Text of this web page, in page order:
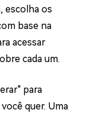
escolha os
base na
acessar
cada um.
para
quer. Uma